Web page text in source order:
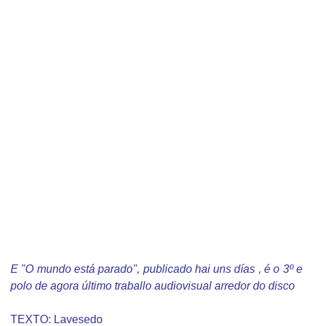
E "O mundo está parado", publicado hai uns días , é o 3º e
polo de agora último traballo audiovisual arredor do disco
TEXTO: Lavesedo